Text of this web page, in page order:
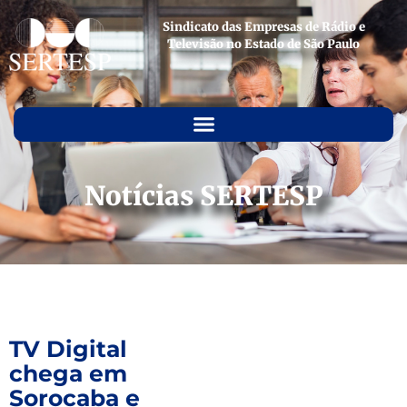
Sindicato das Empresas de Rádio e
Televisão no Estado de São Paulo
Notícias SERTESP
TV Digital
chega em
Sorocaba e